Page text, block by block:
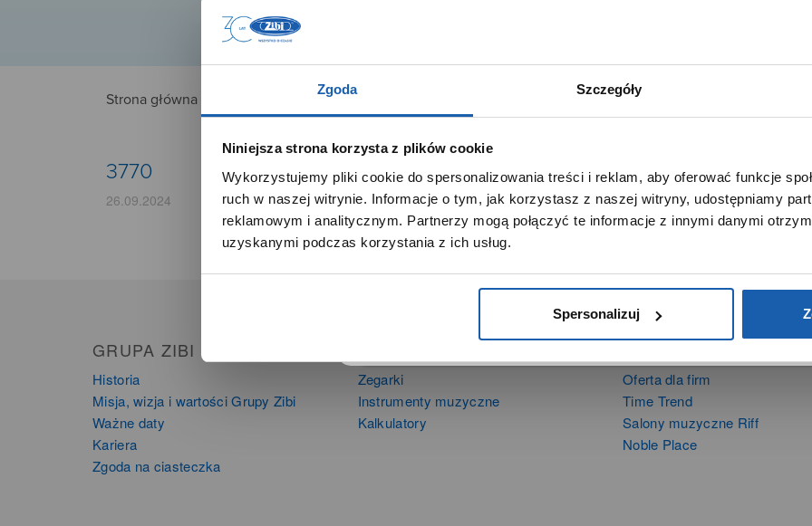
Zgoda Szczegóły
Niniejsza strona korzysta z plików cookie
Wykorzystujemy pliki cookie do spersonalizowania treści i reklam, aby oferować funkcje
ruch w naszej witrynie. Informacje o tym, jak korzystasz z naszej witryny, udostępniamy
reklamowym i analitycznym. Partnerzy mogą połączyć te informacje z innymi danymi
uzyskanymi podczas korzystania z ich usług.
Spersonalizuj
Strona główna
3770
26.09.2024
GRUPA ZIBI
Historia
Misja, wizja i wartości Grupy Zibi
Ważne daty
Kariera
Zgoda na ciasteczka
Zegarki
Instrumenty muzyczne
Kalkulatory
Oferta dla firm
Time Trend
Salony muzyczne Riff
Noble Place
SZANOWNA UŻYTKOWNICZKO
Używamy plików cookie w celach analitycznych, statystycznych
marketingowych, w tym aby analizować ruch w tej witrynie,
optymalizować jej działanie oraz zapamiętywać Twoje preferencje.
DOWIEDZ SIĘ WIĘCEJ PRZEJDŹ DO SERWISU